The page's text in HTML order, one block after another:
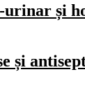
urinar și
și